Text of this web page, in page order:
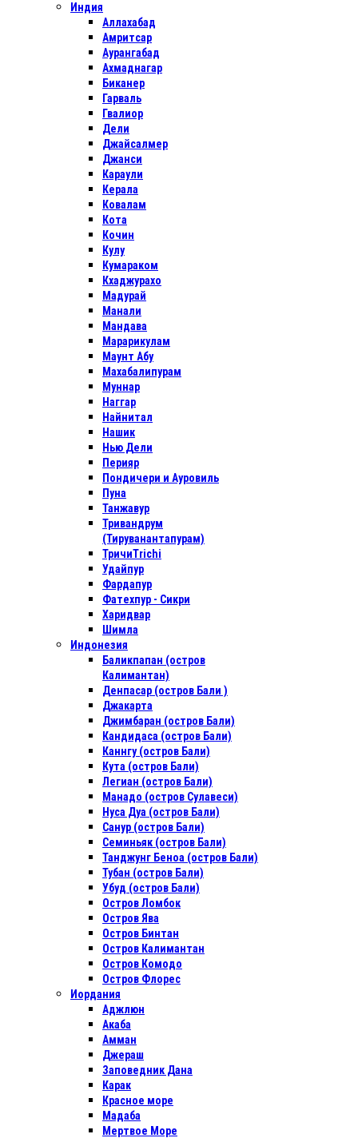
Индия
Аллахабад
Амритсар
Аурангабад
Ахмаднагар
Биканер
Гарваль
Гвалиор
Дели
Джайсалмер
Джанси
Караули
Керала
Ковалам
Кота
Кочин
Кулу
Кумараком
Кхаджурахо
Мадурай
Манали
Мандава
Марарикулам
Маунт Абу
Махабалипурам
Муннар
Наггар
Найнитал
Нашик
Нью Дели
Перияр
Пондичери и Ауровиль
Пуна
Танжавур
Тривандрум
(Тируванантапурам)
ТричиTrichi
Удайпур
Фардапур
Фатехпур - Сикри
Харидвар
Шимла
Индонезия
Баликпапан (остров
Калимантан)
Денпасар (остров Бали )
Джакарта
Джимбаран (остров Бали)
Кандидаса (остров Бали)
Каннгу (остров Бали)
Кута (остров Бали)
Легиан (остров Бали)
Манадо (остров Сулавеси)
Нуса Дуа (остров Бали)
Санур (остров Бали)
Семиньяк (остров Бали)
Танджунг Беноа (остров Бали)
Тубан (остров Бали)
Убуд (остров Бали)
Остров Ломбок
Остров Ява
Остров Бинтан
Остров Калимантан
Остров Комодо
Остров Флорес
Иордания
Аджлюн
Акаба
Амман
Джераш
Заповедник Дана
Карак
Красное море
Мадаба
Мертвое Море